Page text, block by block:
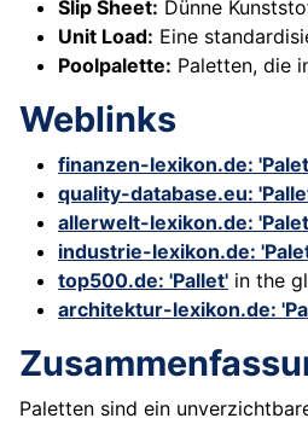
Slip Sheet: Dünne
Unit Load: Eine
Poolpalette: Paletten, die
Weblinks
finanzen-lexikon.de:
quality-database.eu:
allerwelt-lexikon.de:
industrie-lexikon.de:
top500.de: 'Pallet' in the
architektur-lexikon.de:
Paletten sind ein